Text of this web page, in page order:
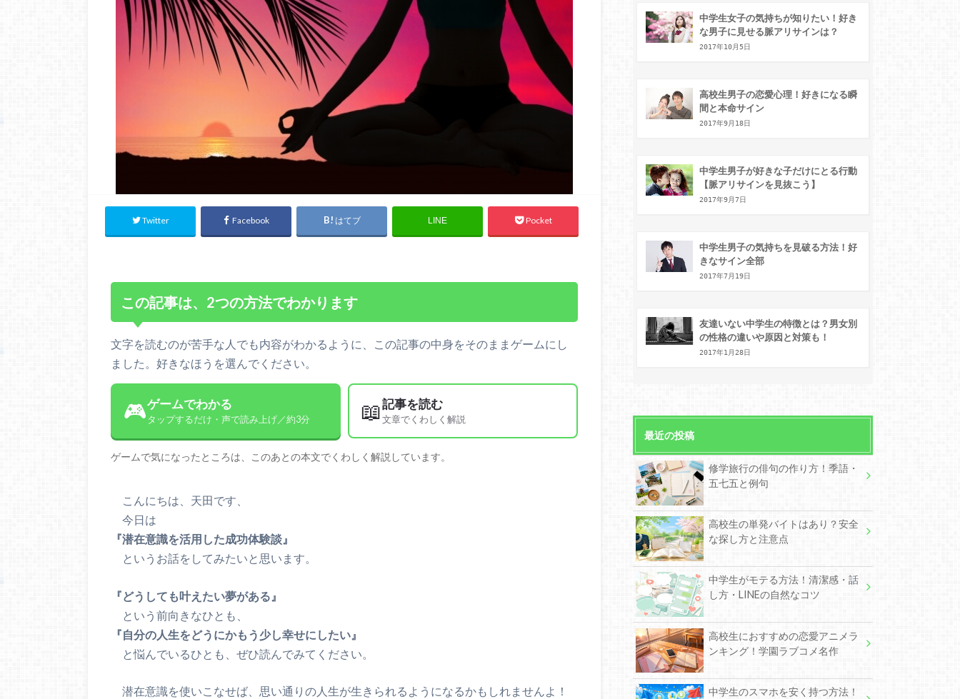
Twitter Facebook はてブ LINE Pocket
この記事は、2つの方法でわかります
文字を読むのが苦手な人でも内容がわかるように、この記事の中身をそのままゲームにし
ました。好きなほうを選んでください。
🎮ゲームでわかる
タップするだけ・声で読み上げ／約3分 📖記事を読む
文章でくわしく解説
ゲームで気になったところは、このあとの本文でくわしく解説しています。
こんにちは、天田です、
今日は
『潜在意識を活用した成功体験談』
というお話をしてみたいと思います。
『どうしても叶えたい夢がある』
という前向きなひとも、
『自分の人生をどうにかもう少し幸せにしたい』
と悩んでいるひとも、ぜひ読んでみてください。
潜在意識を使いこなせば、思い通りの人生が生きられるようになるかもしれませんよ！
中学生女子の気持ちが知りたい！好き
な男子に見せる脈アリサインは？
2017年10月5日
高校生男子の恋愛心理！好きになる瞬
間と本命サイン
2017年9月18日
中学生男子が好きな子だけにとる行動
【脈アリサインを見抜こう】
2017年9月7日
中学生男子の気持ちを見破る方法！好
きなサイン全部
2017年7月19日
友達いない中学生の特徴とは？男女別
の性格の違いや原因と対策も！
2017年1月28日
最近の投稿
修学旅行の俳句の作り方！季語・
五七五と例句
高校生の単発バイトはあり？安全
な探し方と注意点
中学生がモテる方法！清潔感・話
し方・LINEの自然なコツ
高校生におすすめの恋愛アニメラ
ンキング！学園ラブコメ名作
中学生のスマホを安く持つ方法！